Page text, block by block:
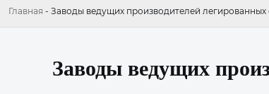
Главная - Заводы ведущих производителей легированных
Заводы ведущих